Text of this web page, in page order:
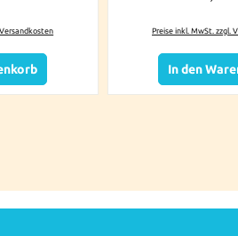
Preise inkl. MwSt. zzgl.
In den